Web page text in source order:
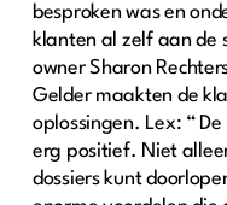
besproken was en
klanten al zelf aan de
owner Sharon
Gelder maakten de
oplossingen. Lex: “
erg positief. Niet
dossiers kunt